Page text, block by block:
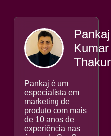
Pankaj
Kumar
Thakur
Pankaj é um
especialista em
marketing de
produto com mais
de 10 anos de
experiência nas